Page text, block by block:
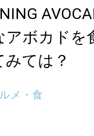
アボカド
ては？
メ・食